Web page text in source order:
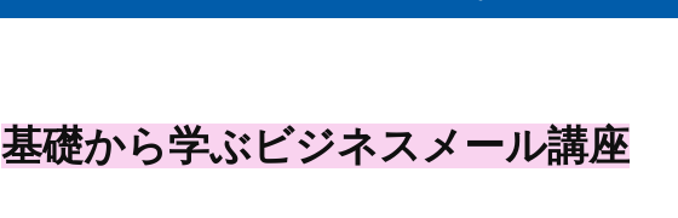
基礎から学ぶビジネスメール講座